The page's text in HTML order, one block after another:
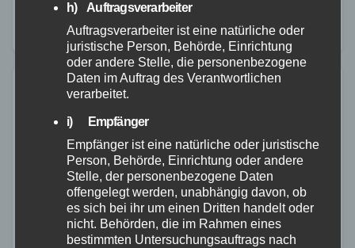
eine weitere Sprengung eines Automaten der
Sparkasse in Lutzerath…
h) Auftragsverarbeiter
Auftragsverarbeiter ist eine natürliche oder
juristische Person, Behörde, Einrichtung
oder andere Stelle, die personenbezogene
Daten im Auftrag des Verantwortlichen
verarbeitet.
i) Empfänger
Empfänger ist eine natürliche oder juristische
Person, Behörde, Einrichtung oder andere
Stelle, der personenbezogene Daten
offengelegt werden, unabhängig davon, ob
es sich bei ihr um einen Dritten handelt oder
nicht. Behörden, die im Rahmen eines
bestimmten Untersuchungsauftrags nach